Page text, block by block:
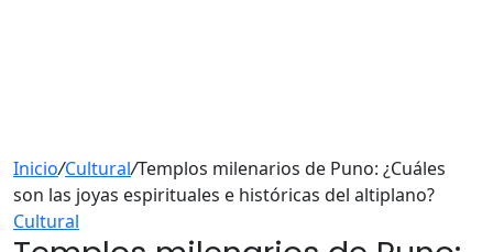
Inicio/Cultural/Templos milenarios de Puno: ¿Cuáles
son las joyas espirituales e históricas del altiplano?
Cultural